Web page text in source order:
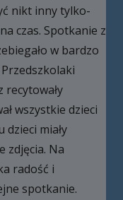
nikt inny tylko-
czas. Spotkanie z
w bardzo
recytowały
wszystkie dzieci
dzieci miały
zdjęcia. Na
radość i
spotkanie.